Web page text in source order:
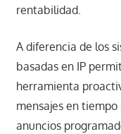
rentabilidad.
A diferencia de los
basadas en IP
herramienta
mensajes en
anuncios